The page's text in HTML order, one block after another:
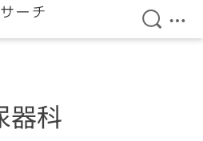
検索を
メ
器科